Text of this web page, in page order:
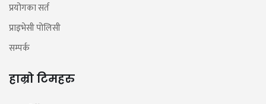
प्रयोगका सर्त
प्राइभेसी पोलिसी
सम्पर्क
हाम्रो टिमहरु